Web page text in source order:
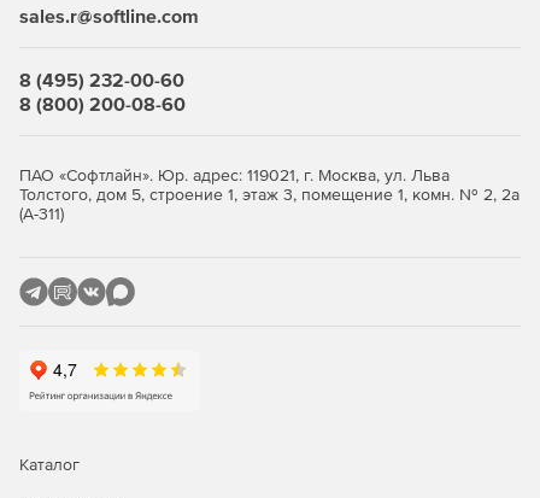
ленточные хранилища.
помощью логического, сетевого и облачного
дискового хранилища.
Professional 5-Client
серверный настольный ПК Windows и до пяти
Простота в использовании и автоматизация
стратегии резервирования данных.
Самостоятельное обнаружение новых или не
sales.r@softline.com
8 (495) 232-00-60
8 (800) 200-08-60
ПАО «Софтлайн». Юр. адрес: 119021, г. Москва, ул. Льва
Толстого, дом 5, строение 1, этаж 3, помещение 1, комн. № 2, 2а
(А-311)
Каталог